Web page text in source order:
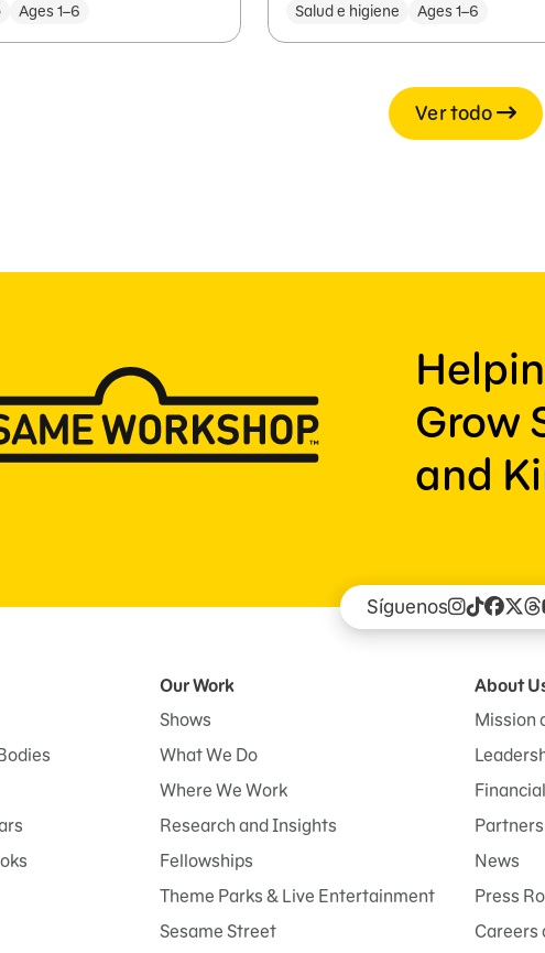
Ages 1–6 Salud e higiene Ages 1–6
Ver todo
Grow
and
Síguenos
Our Work
Shows
What We Do
Where We Work
Research and Insights
Fellowships
Theme Parks & Live Entertainment
Sesame Street
About
Mission
Partners
News
Press
Careers